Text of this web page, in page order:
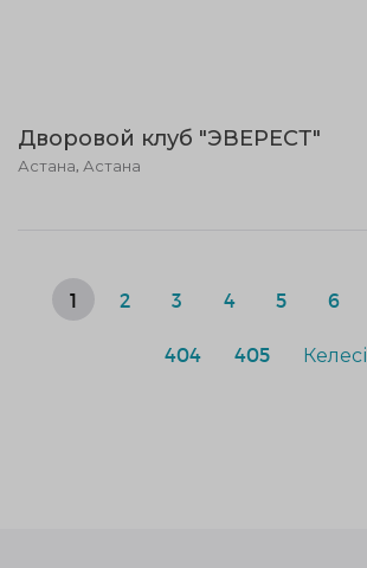
Дворовой клуб "ЭВЕРЕСТ"
Астана, Астана
1 2 3 4 5 6
404 405 Келесі